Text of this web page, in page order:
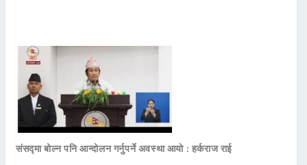
संसद्मा बोल्न पनि आन्दोलन गर्नुपर्ने अवस्था आयो : हर्कराज राई